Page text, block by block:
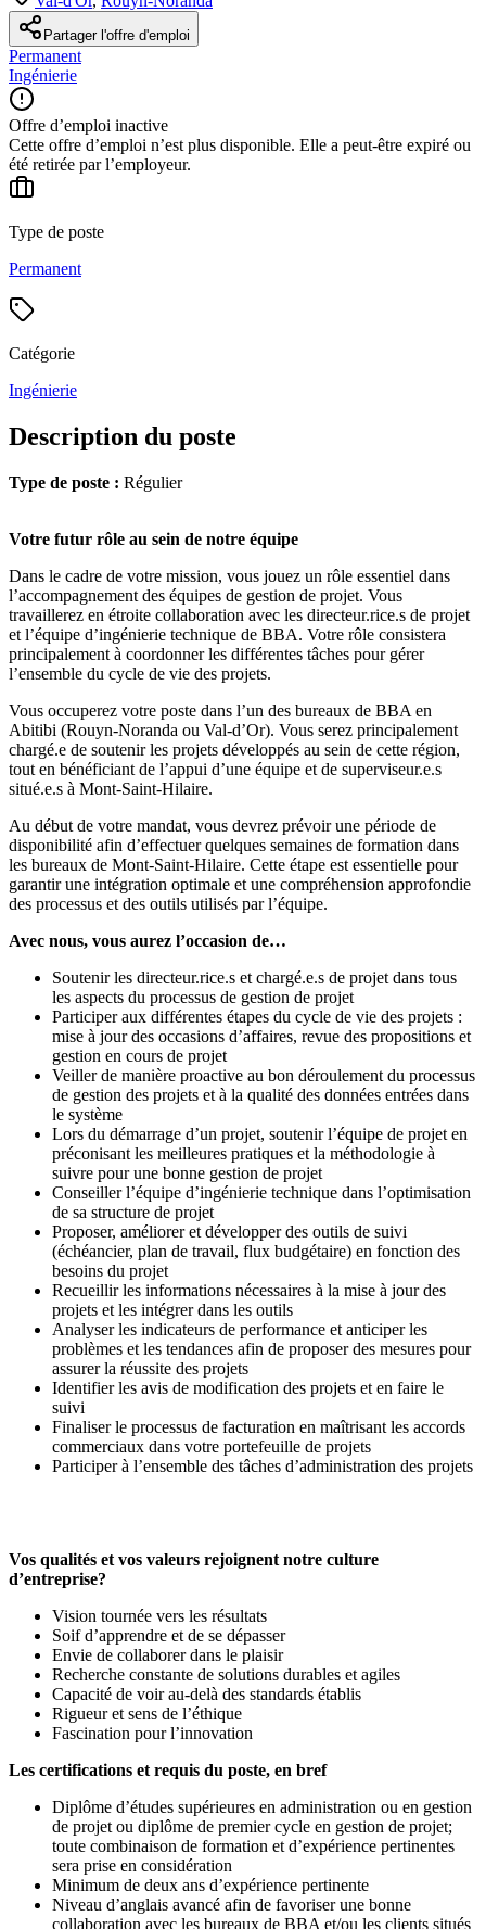
Partager l'offre d'emploi
Permanent
Ingénierie
Offre d’emploi inactive
Cette offre d’emploi n’est plus disponible. Elle a peut-être expiré ou
été retirée par l’employeur.
Type de poste
Permanent
Catégorie
Ingénierie
Description du poste
Type de poste : Régulier
Votre futur rôle au sein de notre équipe
Dans le cadre de votre mission, vous jouez un rôle essentiel dans
l’accompagnement des équipes de gestion de projet. Vous
travaillerez en étroite collaboration avec les directeur.rice.s de projet
et l’équipe d’ingénierie technique de BBA. Votre rôle consistera
principalement à coordonner les différentes tâches pour gérer
l’ensemble du cycle de vie des projets.
Vous occuperez votre poste dans l’un des bureaux de BBA en
Abitibi (Rouyn-Noranda ou Val-d’Or). Vous serez principalement
chargé.e de soutenir les projets développés au sein de cette région,
tout en bénéficiant de l’appui d’une équipe et de superviseur.e.s
situé.e.s à Mont-Saint-Hilaire.
Au début de votre mandat, vous devrez prévoir une période de
disponibilité afin d’effectuer quelques semaines de formation dans
les bureaux de Mont-Saint-Hilaire. Cette étape est essentielle pour
garantir une intégration optimale et une compréhension approfondie
des processus et des outils utilisés par l’équipe.
Avec nous, vous aurez l’occasion de…
Soutenir les directeur.rice.s et chargé.e.s de projet dans tous
les aspects du processus de gestion de projet
Participer aux différentes étapes du cycle de vie des projets :
mise à jour des occasions d’affaires, revue des propositions et
gestion en cours de projet
Veiller de manière proactive au bon déroulement du processus
de gestion des projets et à la qualité des données entrées dans
le système
Lors du démarrage d’un projet, soutenir l’équipe de projet en
préconisant les meilleures pratiques et la méthodologie à
suivre pour une bonne gestion de projet
Conseiller l’équipe d’ingénierie technique dans l’optimisation
de sa structure de projet
Proposer, améliorer et développer des outils de suivi
(échéancier, plan de travail, flux budgétaire) en fonction des
besoins du projet
Recueillir les informations nécessaires à la mise à jour des
projets et les intégrer dans les outils
Analyser les indicateurs de performance et anticiper les
problèmes et les tendances afin de proposer des mesures pour
assurer la réussite des projets
Identifier les avis de modification des projets et en faire le
suivi
Finaliser le processus de facturation en maîtrisant les accords
commerciaux dans votre portefeuille de projets
Participer à l’ensemble des tâches d’administration des projets
Vos qualités et vos valeurs rejoignent notre culture
d’entreprise?
Vision tournée vers les résultats
Soif d’apprendre et de se dépasser
Envie de collaborer dans le plaisir
Recherche constante de solutions durables et agiles
Capacité de voir au-delà des standards établis
Rigueur et sens de l’éthique
Fascination pour l’innovation
Les certifications et requis du poste, en bref
Diplôme d’études supérieures en administration ou en gestion
de projet ou diplôme de premier cycle en gestion de projet;
toute combinaison de formation et d’expérience pertinentes
sera prise en considération
Minimum de deux ans d’expérience pertinente
Niveau d’anglais avancé afin de favoriser une bonne
collaboration avec les bureaux de BBA et/ou les clients situés